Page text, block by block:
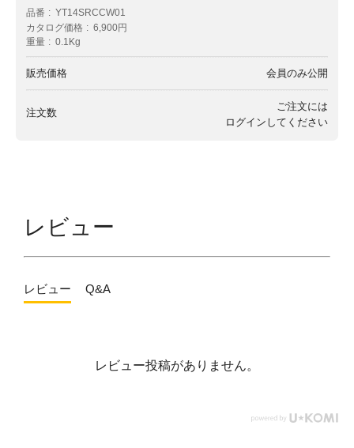
品番
YT14SRCCW01
カタログ価格
6,900円
重量
0.1Kg
販売価格 会員のみ公開
注文数
ご注文には
ログイン してください
レビュー
レビュー Q&A
レビュー投稿がありません。